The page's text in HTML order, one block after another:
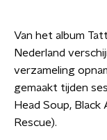
Van het album
Nederland
verzameling
gemaakt tijden
Head Soup, Black
Rescue).